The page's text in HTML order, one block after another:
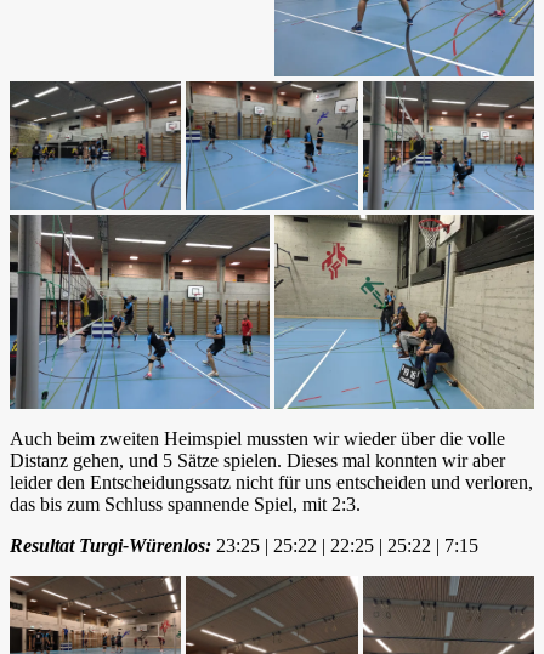
Auch beim zweiten Heimspiel mussten wir wieder über die volle
Distanz gehen, und 5 Sätze spielen. Dieses mal konnten wir aber
leider den Entscheidungssatz nicht für uns entscheiden und verloren,
das bis zum Schluss spannende Spiel, mit 2:3.
Resultat Turgi-Würenlos: 23:25 | 25:22 | 22:25 | 25:22 | 7:15